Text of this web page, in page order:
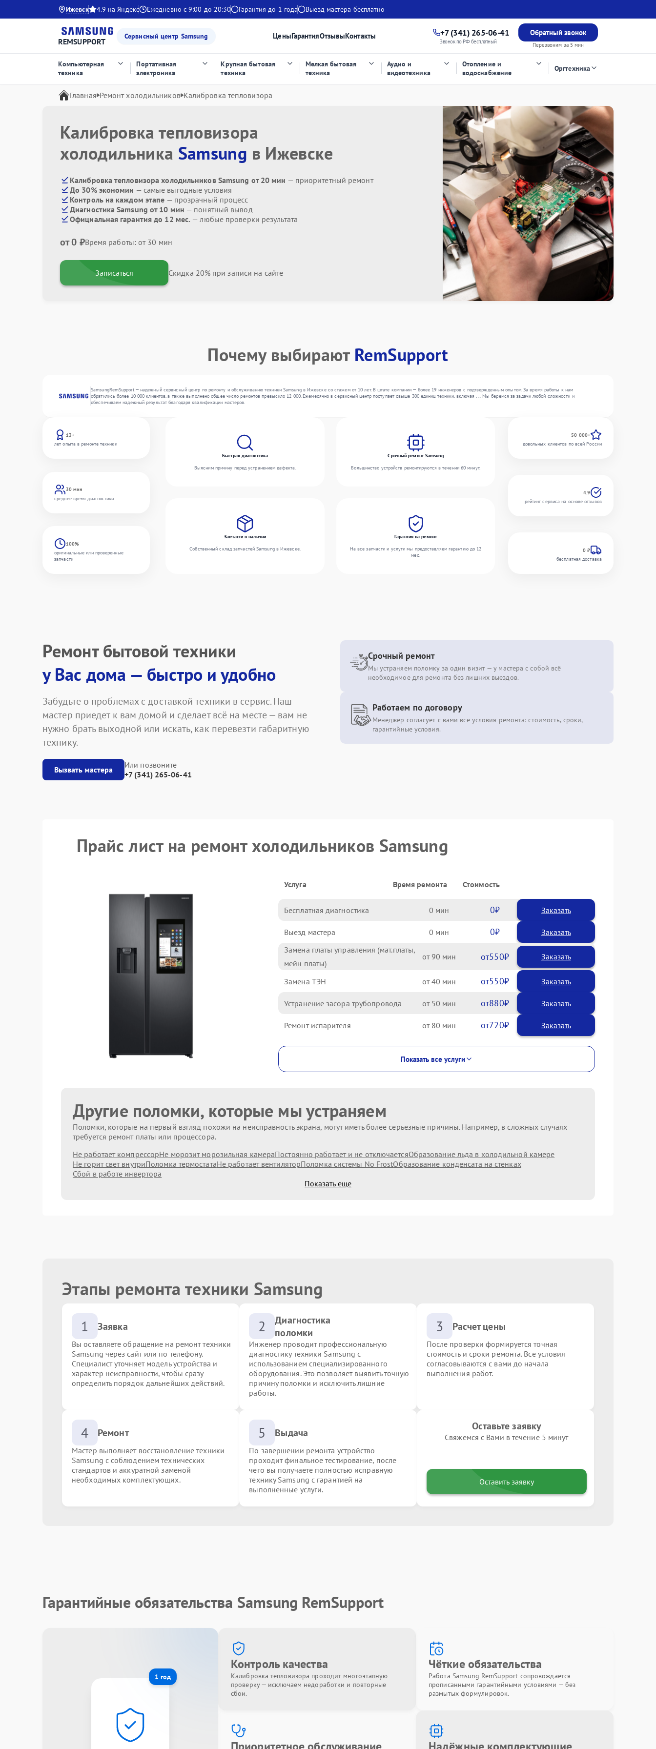
Ижевск 4.9 на Яндекс Ежедневно с 9:00 до 20:30 Гарантия до 1 года Выезд мастера бесплатно
REMSUPPORT
Сервисный центр Samsung ЦеныГарантияОтзывыКонтакты +7 (341) 265-06-41
Звонок по РФ бесплатный
Обратный звонок
Перезвоним за 5 мин
Компьютерная
техника
Портативная
электроника
Крупная бытовая
техника
Мелкая бытовая
техника
Аудио и
видеотехника
Отопление и
водоснабжение
Оргтехника
Главная Ремонт холодильников Калибровка тепловизора
Калибровка тепловизора
холодильника Samsung в Ижевске
Калибровка тепловизора холодильников Samsung от 20 мин — приоритетный ремонт
До 30% экономии — самые выгодные условия
Контроль на каждом этапе — прозрачный процесс
Диагностика Samsung от 10 мин — понятный вывод
Официальная гарантия до 12 мес. — любые проверки результата
от 0 ₽Время работы: от 30 мин
Записаться Скидка 20% при записи на сайте
Почему выбирают RemSupport
SamsungRemSupport — надежный сервисный центр по ремонту и обслуживанию техники Samsung в Ижевске со стажем от 10 лет. В штате компании — более 19 инженеров с подтвержденным опытом. За время работы к нам
обратились более 10 000 клиентов, а также выполнено общее число ремонтов превысило 12 000. Ежемесячно в сервисный центр поступает свыше 300 единиц техники, включая , , . Мы беремся за задачи любой сложности и
обеспечиваем надежный результат благодаря квалификации мастеров.
13+
лет опыта в ремонте техники
30 мин
среднее время диагностики
100%
оригинальные или проверенные
запчасти
Быстрая диагностика
Выясним причину перед устранением дефекта.
Срочный ремонт Samsung
Большинство устройств ремонтируются в течении 60 минут.
Запчасти в наличии
Собственный склад запчастей Samsung в Ижевске.
Гарантия на ремонт
На все запчасти и услуги мы предоставляем гарантию до 12
мес.
50 000+
довольных клиентов по всей России
4.9
рейтинг сервиса на основе отзывов
0 ₽
бесплатная доставка
Ремонт бытовой техники
у Вас дома — быстро и удобно
Забудьте о проблемах с доставкой техники в сервис. Наш
мастер приедет к вам домой и сделает всё на месте — вам не
нужно брать выходной или искать, как перевезти габаритную
технику.
Вызвать мастера
Или позвоните
+7 (341) 265-06-41
Срочный ремонт
Мы устраняем поломку за один визит — у мастера с собой всё
необходимое для ремонта без лишних выездов.
Работаем по договору
Менеджер согласует с вами все условия ремонта: стоимость, сроки,
гарантийные условия.
Прайс лист на ремонт холодильников Samsung
Услуга Время ремонта Стоимость
Бесплатная диагностика 0 0 Заказать
Выезд мастера 0 0
Заказать
Замена платы управления (мат.платы,
мейн платы)
90 550
Замена ТЭН 40 550
Устранение засора трубопровода 50 880
Ремонт испарителя 80 720
Показать все услуги
Другие поломки, которые мы устраняем
Поломки, которые на первый взгляд похожи на неисправность экрана, могут иметь более серьезные причины. Например, в сложных случаях
требуется ремонт платы или процессора.
Не работает компрессорНе морозит морозильная камераПостоянно работает и не отключаетсяОбразование льда в холодильной камере
Не горит свет внутриПоломка термостатаНе работает вентиляторПоломка системы No FrostОбразование конденсата на стенках
Сбой в работе инвертора
Показать еще
Этапы ремонта техники Samsung
1 Заявка
Вы оставляете обращение на ремонт техники
Samsung через сайт или по телефону.
Специалист уточняет модель устройства и
характер неисправности, чтобы сразу
определить порядок дальнейших действий.
2
Диагностика
поломки
Инженер проводит профессиональную
диагностику техники Samsung с
использованием специализированного
оборудования. Это позволяет выявить точную
причину поломки и исключить лишние
работы.
3 Расчет цены
После проверки формируется точная
стоимость и сроки ремонта. Все условия
согласовываются с вами до начала
выполнения работ.
4 Ремонт
Мастер выполняет восстановление техники
Samsung с соблюдением технических
стандартов и аккуратной заменой
необходимых комплектующих.
5 Выдача
По завершении ремонта устройство
проходит финальное тестирование, после
чего вы получаете полностью исправную
технику Samsung с гарантией на
выполненные услуги.
Оставьте заявку
Свяжемся с Вами в течение 5 минут
Оставить заявку
Гарантийные обязательства Samsung RemSupport
1 год
Контроль качества
Калибровка тепловизора проходит многоэтапную
проверку — исключаем недоработки и повторные
сбои.
Чёткие обязательства
Работа Samsung RemSupport сопровождается
прописанными гарантийными условиями — без
размытых формулировок.